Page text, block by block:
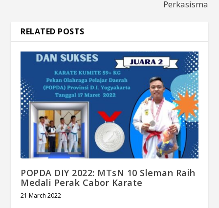
Perkasisma
RELATED POSTS
POPDA DIY 2022: MTsN 10 Sleman Raih
Medali Perak Cabor Karate
21 March 2022